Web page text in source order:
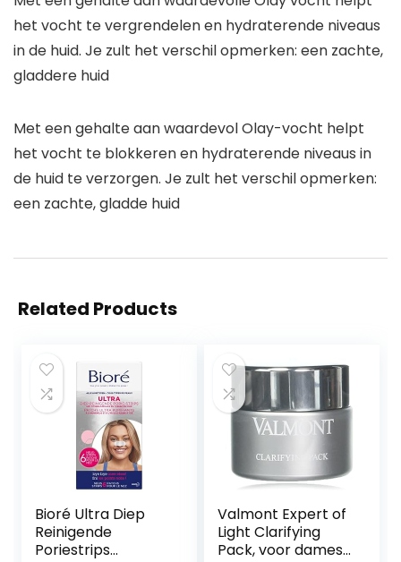
het vocht te vergrendelen en hydraterende niveaus
in de huid. Je zult het verschil opmerken: een zachte,
gladdere huid
Met een gehalte aan waardevol Olay-vocht helpt
het vocht te blokkeren en hydraterende niveaus in
de huid te verzorgen. Je zult het verschil opmerken:
een zachte, gladde huid
Related Products
Bioré Ultra Diep
Reinigende
Poriestrips
Valmont Expert of
Light Clarifying
Pack, voor dames,